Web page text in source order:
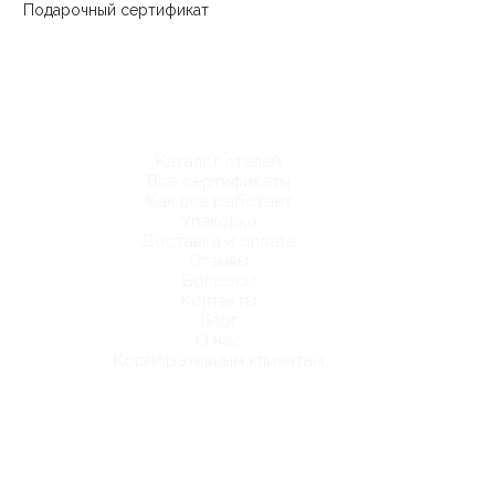
Подарочный сертификат